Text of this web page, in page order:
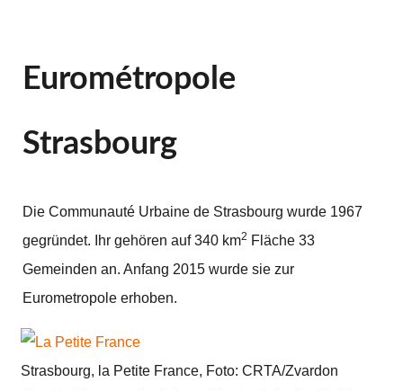
Eurométropole
Strasbourg
Die Communauté Urbaine de Strasbourg wurde 1967
gegründet. Ihr gehören auf 340 km2 Fläche 33
Gemeinden an. Anfang 2015 wurde sie zur
Eurometropole erhoben.
Strasbourg, la Petite France, Foto: CRTA/Zvardon